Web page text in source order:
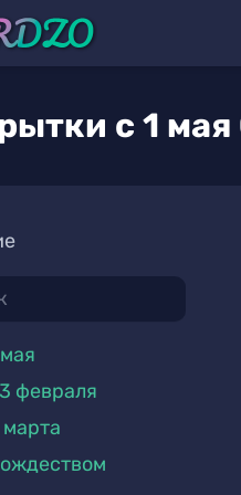
c 1
февраля